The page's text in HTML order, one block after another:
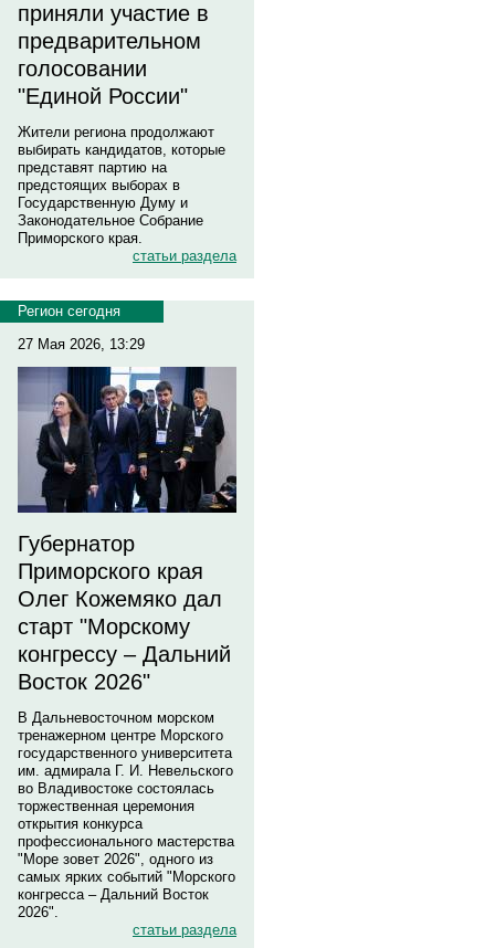
приняли участие в
предварительном
голосовании
"Единой России"
Жители региона продолжают
выбирать кандидатов, которые
представят партию на
предстоящих выборах в
Государственную Думу и
Законодательное Собрание
Приморского края.
статьи раздела
Регион сегодня
27 Мая 2026, 13:29
Губернатор
Приморского края
Олег Кожемяко дал
старт "Морскому
конгрессу – Дальний
Восток 2026"
В Дальневосточном морском
тренажерном центре Морского
государственного университета
им. адмирала Г. И. Невельского
во Владивостоке состоялась
торжественная церемония
открытия конкурса
профессионального мастерства
"Море зовет 2026", одного из
самых ярких событий "Морского
конгресса – Дальний Восток
2026".
статьи раздела